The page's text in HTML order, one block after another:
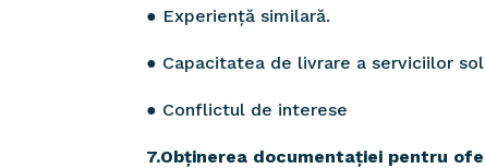
● Experiență similară.
● Capacitatea de livrare a serviciilor
● Conflictul de interese
7.Obținerea documentației pentru